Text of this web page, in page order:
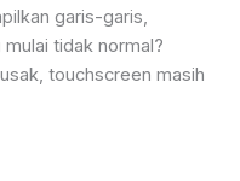
garis-garis,
tidak normal?
touchscreen masih